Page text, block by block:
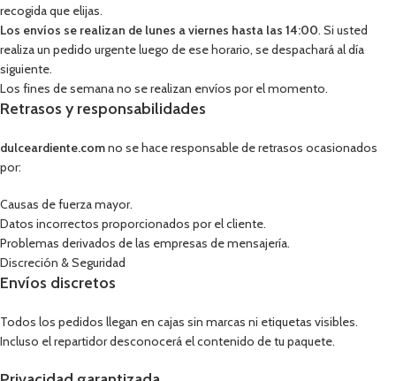
recogida que elijas.
Los envíos se realizan de lunes a viernes hasta las 14:00. Si usted
realiza un pedido urgente luego de ese horario, se despachará al día
siguiente.
Los fines de semana no se realizan envíos por el momento.
Retrasos y responsabilidades
dulceardiente.comno se hace responsable de retrasos ocasionados
por:
Causas de fuerza mayor.
Datos incorrectos proporcionados por el cliente.
Problemas derivados de las empresas de mensajería.
Discreción & Seguridad
Envíos discretos
Todos los pedidos llegan en cajas sin marcas ni etiquetas visibles.
Incluso el repartidor desconocerá el contenido de tu paquete.